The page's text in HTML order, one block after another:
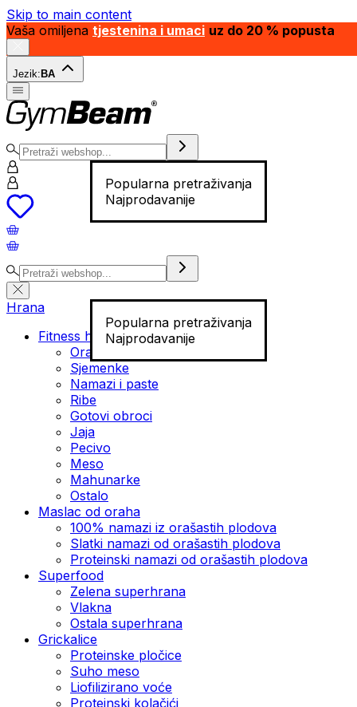
Skip to main content
Vaša omiljena tjestenina i umaci uz do 20 % popusta
Jezik: BA
Popularna pretraživanja
Najprodavanije
Popularna pretraživanja
Najprodavanije
Hrana
Fitness hrana
Orašasti plodovi
Sjemenke
Namazi i paste
Ribe
Gotovi obroci
Jaja
Pecivo
Meso
Mahunarke
Ostalo
Maslac od oraha
100% namazi iz orašastih plodova
Slatki namazi od orašastih plodova
Proteinski namazi od orašastih plodova
Superfood
Zelena superhrana
Vlakna
Ostala superhrana
Grickalice
Proteinske pločice
Suho meso
Liofilizirano voće
Proteinski kolačići